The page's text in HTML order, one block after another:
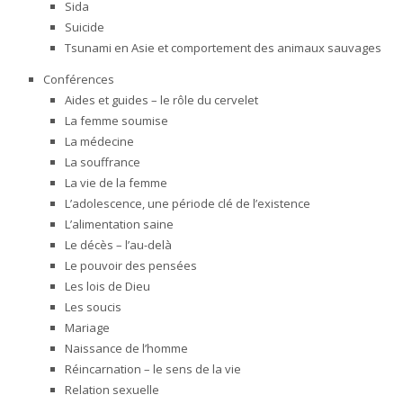
Sida
Suicide
Tsunami en Asie et comportement des animaux sauvages
Conférences
Aides et guides – le rôle du cervelet
La femme soumise
La médecine
La souffrance
La vie de la femme
L’adolescence, une période clé de l’existence
L’alimentation saine
Le décès – l’au-delà
Le pouvoir des pensées
Les lois de Dieu
Les soucis
Mariage
Naissance de l’homme
Réincarnation – le sens de la vie
Relation sexuelle